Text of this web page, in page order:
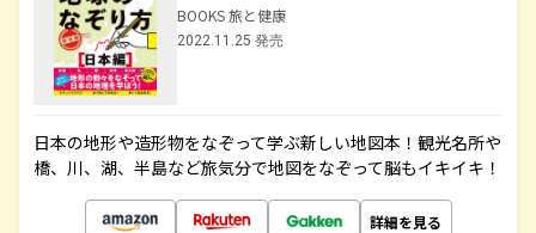
BOOKS 旅と健康
2022.11.25 発売
日本の地形や造形物をなぞって学ぶ新しい地図本！観光名所や
橋、川、湖、半島など旅気分で地図をなぞって脳もイキイキ！
詳細を見る